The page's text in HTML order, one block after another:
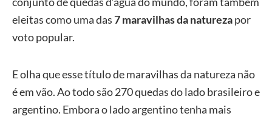
eleitas como uma das7 maravilhas da naturezapor
voto popular.
E olha que esse título de maravilhas da natureza não
é em vão. Ao todo são 270 quedas do lado brasileiro e
argentino. Embora o lado argentino tenha mais